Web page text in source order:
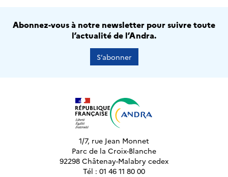
Abonnez-vous à notre newsletter pour suivre toute
l’actualité de l’Andra.
S’abonner
1/7, rue Jean Monnet
Parc de la Croix-Blanche
92298 Châtenay-Malabry cedex
Tél : 01 46 11 80 00